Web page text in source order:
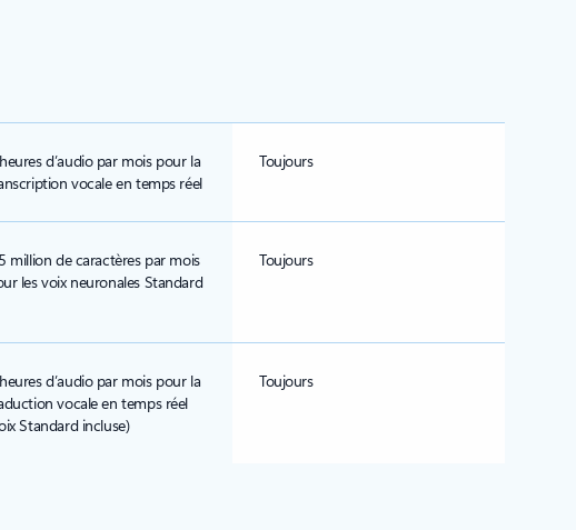
d’audio par mois pour la
vocale en temps réel
Toujours
million de caractères par mois
les voix neuronales Standard
Toujours
d’audio par mois pour la
vocale en temps réel
Standard incluse)
Toujours